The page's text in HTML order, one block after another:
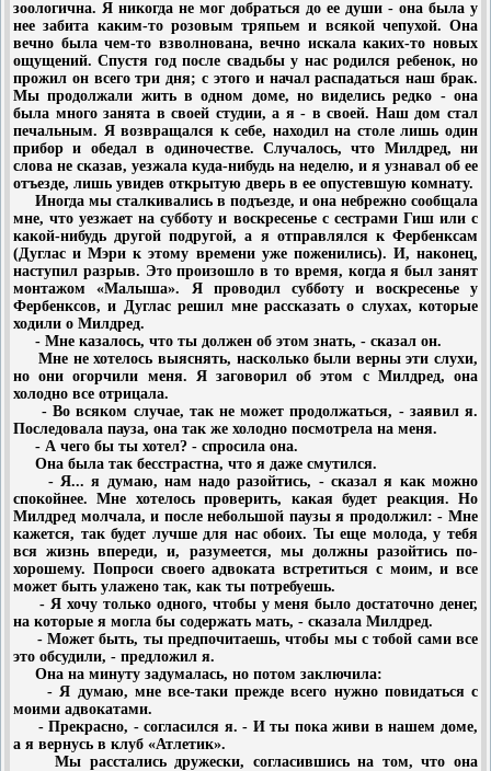
зоологична. Я никогда не мог добраться до ее души - она была у
нее забита каким-то розовым тряпьем и всякой чепухой. Она
вечно была чем-то взволнована, вечно искала каких-то новых
ощущений. Спустя год после свадьбы у нас родился ребенок, но
прожил он всего три дня; с этого и начал распадаться наш брак.
Мы продолжали жить в одном доме, но виделись редко - она
была много занята в своей студии, а я - в своей. Наш дом стал
печальным. Я возвращался к себе, находил на столе лишь один
прибор и обедал в одиночестве. Случалось, что Милдред, ни
слова не сказав, уезжала куда-нибудь на неделю, и я узнавал об ее
отъезде, лишь увидев открытую дверь в ее опустевшую комнату.
Иногда мы сталкивались в подъезде, и она небрежно сообщала
мне, что уезжает на субботу и воскресенье с сестрами Гиш или с
какой-нибудь другой подругой, а я отправлялся к Фербенксам
(Дуглас и Мэри к этому времени уже поженились). И, наконец,
наступил разрыв. Это произошло в то время, когда я был занят
монтажом «Малыша». Я проводил субботу и воскресенье у
Фербенксов, и Дуглас решил мне рассказать о слухах, которые
ходили о Милдред.
- Мне казалось, что ты должен об этом знать, - сказал он.
Мне не хотелось выяснять, насколько были верны эти слухи,
но они огорчили меня. Я заговорил об этом с Милдред, она
холодно все отрицала.
- Во всяком случае, так не может продолжаться, - заявил я.
Последовала пауза, она так же холодно посмотрела на меня.
- А чего бы ты хотел? - спросила она.
Она была так бесстрастна, что я даже смутился.
- Я... я думаю, нам надо разойтись, - сказал я как можно
спокойнее. Мне хотелось проверить, какая будет реакция. Но
Милдред молчала, и после небольшой паузы я продолжил: - Мне
кажется, так будет лучше для нас обоих. Ты еще молода, у тебя
вся жизнь впереди, и, разумеется, мы должны разойтись по-
хорошему. Попроси своего адвоката встретиться с моим, и все
может быть улажено так, как ты потребуешь.
- Я хочу только одного, чтобы у меня было достаточно денег,
на которые я могла бы содержать мать, - сказала Милдред.
- Может быть, ты предпочитаешь, чтобы мы с тобой сами все
это обсудили, - предложил я.
Она на минуту задумалась, но потом заключила:
- Я думаю, мне все-таки прежде всего нужно повидаться с
моими адвокатами.
- Прекрасно, - согласился я. - И ты пока живи в нашем доме,
а я вернусь в клуб «Атлетик».
Мы расстались дружески, согласившись на том, что она